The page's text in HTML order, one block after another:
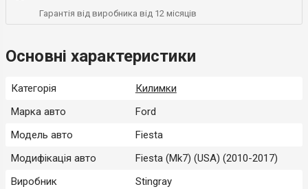
Гарантія від виробника від 12 місяців
Основні характеристики
Категорія
Килимки
Марка авто
Ford
Модель авто
Fiesta
Модифікація авто
Fiesta (Mk7) (USA) (2010-2017)
Виробник
Stingray